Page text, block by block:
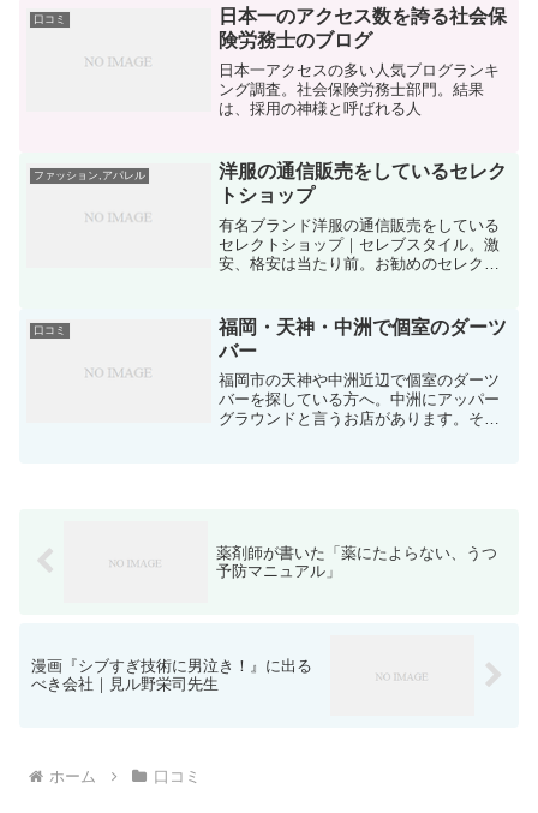
漬けにされて中々、普段の生活に戻って
きません。この事実をご存...
口コミ
日本一のアクセス数を誇る社会保
険労務士のブログ
日本一アクセスの多い人気ブログランキ
ング調査。社会保険労務士部門。結果
は、採用の神様と呼ばれる人
ファッション,アパレル
洋服の通信販売をしているセレク
トショップ
有名ブランド洋服の通信販売をしている
セレクトショップ｜セレブスタイル。激
安、格安は当たり前。お勧めのセレクト
口コミ
福岡・天神・中洲で個室のダーツ
バー
福岡市の天神や中洲近辺で個室のダーツ
バーを探している方へ。中洲にアッパー
グラウンドと言うお店があります。そこ
薬剤師が書いた「薬にたよらない、うつ
予防マニュアル」
漫画『シブすぎ技術に男泣き！』に出る
べき会社｜見ル野栄司先生
ホーム 口コミ